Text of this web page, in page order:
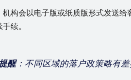
机构会以电子版或纸质版形式发送
续。
醒：不同区域的落户政策略有